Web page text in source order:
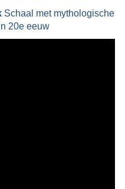
Schaal met mythologische
20e eeuw